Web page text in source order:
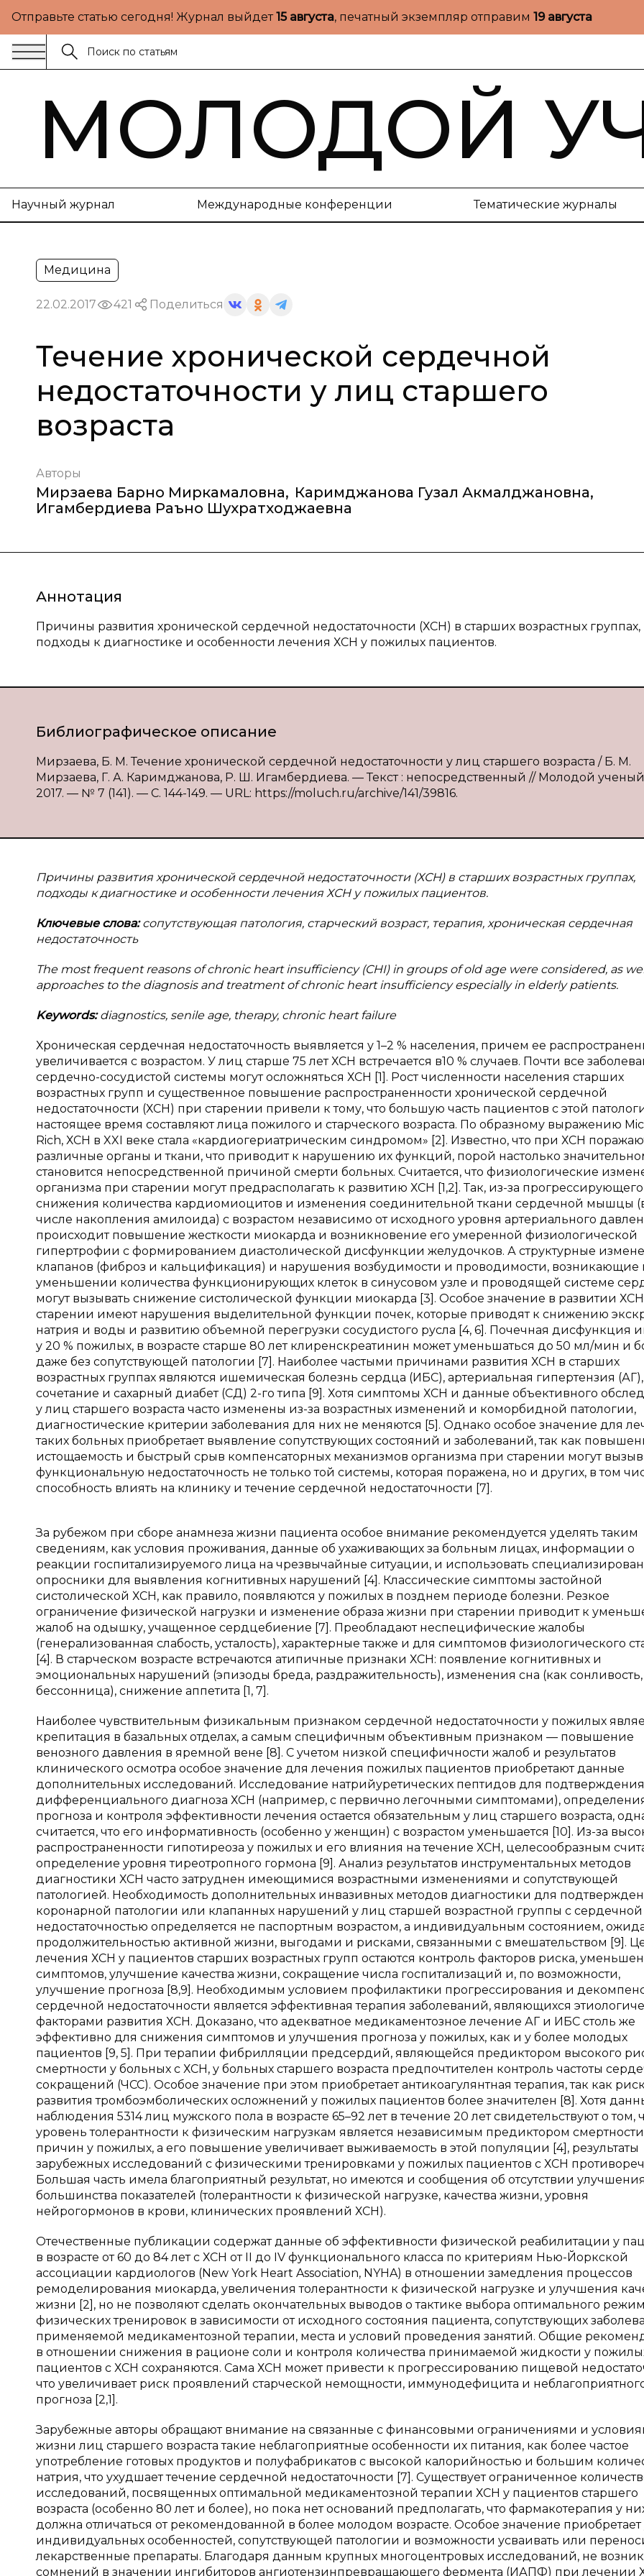
Отправьте статью сегодня! Журнал выйдет15 августа, печатный экземпляр отправим 19 августа
МОЛОДОЙ
Научный журнал Международные конференции Тематические журналы
Медицина
22.02.2017 421 Поделиться
Течение хронической cердечной
недостаточности у лиц старшего
возраста
Авторы
Мирзаева Барно Миркамаловна, Каримджанова Гузал Акмалджановна,
Игамбердиева Раъно Шухратходжаевна
Аннотация
Причины развития хронической сердечной недостаточности (ХСН) в старших возрастных группах,
подходы к диагностике и особенности лечения ХСН у пожилых пациентов.
Библиографическое описание
Мирзаева, Б. М. Течение хронической cердечной недостаточности у лиц старшего возраста / Б. М.
Мирзаева, Г. А. Каримджанова, Р. Ш. Игамбердиева. — Текст : непосредственный // Молодой
2017. — № 7 (141). — С. 144-149. — URL: https://moluch.ru/archive/141/39816.
Причины развития хронической сердечной недостаточности (ХСН) в старших возрастных группах,
подходы к диагностике и особенности лечения ХСН у пожилых пациентов.
Ключевые слова:сопутствующая патология, старческий возраст, терапия, хроническая сердечная
недостаточность
The most frequent reasons of chronic heart insufficiency (CHI) in groups of old age were considered, as
approaches to the diagnosis and treatment of chronic heart insufficiency especially in elderly patients.
Keywords:diagnostics, senile age, therapy, сhronic heart failure
Хроническая сердечная недостаточность выявляется у 1–2 % населения, причем ее
увеличивается с возрастом. У лиц старше 75 лет ХСН встречается в10 % случаев. Почти все
сердечно-сосудистой системы могут осложняться ХСН [1]. Рост численности населения старших
возрастных групп и существенное повышение распространенности хронической сердечной
недостаточности (ХСН) при старении привели к тому, что большую часть пациентов с этой
настоящее время составляют лица пожилого и старческого возраста. По образному выражению
Rich, ХСН в XXI веке стала «кардиогериатрическим синдромом» [2]. Известно, что при ХСН
различные органы и ткани, что приводит к нарушению их функций, порой настолько
становится непосредственной причиной смерти больных. Считается, что физиологические
организма при старении могут предрасполагать к развитию ХСН [1,2]. Так, из-за прогрессирующего
снижения количества кардиомиоцитов и изменения соединительной ткани сердечной мышцы
числе накопления амилоида) с возрастом независимо от исходного уровня артериального
происходит повышение жесткости миокарда и возникновение его умеренной физиологической
гипертрофии с формированием диастолической дисфункции желудочков. А структурные
клапанов (фиброз и кальцификация) и нарушения возбудимости и проводимости, возникающие
уменьшении количества функционирующих клеток в синусовом узле и проводящей системе
могут вызывать снижение систолической функции миокарда [3]. Особое значение в развитии
старении имеют нарушения выделительной функции почек, которые приводят к снижению
натрия и воды и развитию объемной перегрузки сосудистого русла [4, 6]. Почечная дисфункция
у 20 % пожилых, в возрасте старше 80 лет клиренскреатинин может уменьшаться до 50 мл/мин и
даже без сопутствующей патологии [7]. Наиболее частыми причинами развития ХСН в старших
возрастных группах являются ишемическая болезнь сердца (ИБС), артериальная гипертензия
сочетание и сахарный диабет (СД) 2-го типа [9]. Хотя симптомы ХСН и данные объективного
у лиц старшего возраста часто изменены из-за возрастных изменений и коморбидной патологии,
диагностические критерии заболевания для них не меняются [5]. Однако особое значение для
таких больных приобретает выявление сопутствующих состояний и заболеваний, так как
истощаемость и быстрый срыв компенсаторных механизмов организма при старении могут
функциональную недостаточность не только той системы, которая поражена, но и других, в том
способность влиять на клинику и течение сердечной недостаточности [7].
За рубежом при сборе анамнеза жизни пациента особое внимание рекомендуется уделять таким
сведениям, как условия проживания, данные об ухаживающих за больным лицах, информации о
реакции госпитализируемого лица на чрезвычайные ситуации, и использовать
опросники для выявления когнитивных нарушений [4]. Классические симптомы застойной
систолической ХСН, как правило, появляются у пожилых в позднем периоде болезни. Резкое
ограничение физической нагрузки и изменение образа жизни при старении приводит к
жалоб на одышку, учащенное сердцебиение [7]. Преобладают неспецифические жалобы
(генерализованная слабость, усталость), характерные также и для симптомов физиологического
[4]. В старческом возрасте встречаются атипичные признаки ХСН: появление когнитивных и
эмоциональных нарушений (эпизоды бреда, раздражительность), изменения сна (как сонливость,
бессонница), снижение аппетита [1, 7].
Наиболее чувствительным физикальным признаком сердечной недостаточности у пожилых
крепитация в базальных отделах, а самым специфичным объективным признаком — повышение
венозного давления в яремной вене [8]. С учетом низкой специфичности жалоб и результатов
клинического осмотра особое значение для лечения пожилых пациентов приобретают данные
дополнительных исследований. Исследование натрийуретических пептидов для
дифференциального диагноза ХСН (например, с первично легочными симптомами),
прогноза и контроля эффективности лечения остается обязательным у лиц старшего возраста,
считается, что его информативность (особенно у женщин) с возрастом уменьшается [10]. Из-за
распространенности гипотиреоза у пожилых и его влияния на течение ХСН, целесообразным
определение уровня тиреотропного гормона [9]. Анализ результатов инструментальных методов
диагностики ХСН часто затруднен имеющимися возрастными изменениями и сопутствующей
патологией. Необходимость дополнительных инвазивных методов диагностики для
коронарной патологии или клапанных нарушений у лиц старшей возрастной группы с сердечной
недостаточностью определяется не паспортным возрастом, а индивидуальным состоянием,
продолжительностью активной жизни, выгодами и рисками, связанными с вмешательством [9].
лечения ХСН у пациентов старших возрастных групп остаются контроль факторов риска,
симптомов, улучшение качества жизни, сокращение числа госпитализаций и, по возможности,
улучшение прогноза [8,9]. Необходимым условием профилактики прогрессирования и
сердечной недостаточности является эффективная терапия заболеваний, являющихся
факторами развития ХСН. Доказано, что адекватное медикаментозное лечение АГ и ИБС столь же
эффективно для снижения симптомов и улучшения прогноза у пожилых, как и у более молодых
пациентов [9, 5]. При терапии фибрилляции предсердий, являющейся предиктором высокого
смертности у больных с ХСН, у больных старшего возраста предпочтителен контроль частоты
сокращений (ЧСС). Особое значение при этом приобретает антикоагулянтная терапия, так как
развития тромбоэмболических осложнений у пожилых пациентов более значителен [8]. Хотя
наблюдения 5314 лиц мужского пола в возрасте 65–92 лет в течение 20 лет свидетельствуют о том,
уровень толерантности к физическим нагрузкам является независимым предиктором смертности
причин у пожилых, а его повышение увеличивает выживаемость в этой популяции [4], результаты
зарубежных исследований с физическими тренировками у пожилых пациентов с ХСН
Большая часть имела благоприятный результат, но имеются и сообщения об отсутствии
большинства показателей (толерантности к физической нагрузке, качества жизни, уровня
нейрогормонов в крови, клинических проявлений ХСН).
Отечественные публикации содержат данные об эффективности физической реабилитации у
в возрасте от 60 до 84 лет с ХСН от II до IV функционального класса по критериям Нью-Йоркской
ассоциации кардиологов (New York Heart Association, NYHA) в отношении замедления процессов
ремоделирования миокарда, увеличения толерантности к физической нагрузке и улучшения
жизни [2], но не позволяют сделать окончательных выводов о тактике выбора оптимального
физических тренировок в зависимости от исходного состояния пациента, сопутствующих
применяемой медикаментозной терапии, места и условий проведения занятий. Общие
в отношении снижения в рационе соли и контроля количества принимаемой жидкости у
пациентов с ХСН сохраняются. Сама ХСН может привести к прогрессированию пищевой
что увеличивает риск проявлений старческой немощности, иммунодефицита и
прогноза [2,1].
Зарубежные авторы обращают внимание на связанные с финансовыми ограничениями и
жизни лиц старшего возраста такие неблагоприятные особенности их питания, как более частое
употребление готовых продуктов и полуфабрикатов с высокой калорийностью и большим
натрия, что ухудшает течение сердечной недостаточности [7]. Существует ограниченное
исследований, посвященных оптимальной медикаментозной терапии ХСН у пациентов старшего
возраста (особенно 80 лет и более), но пока нет оснований предполагать, что фармакотерапия у
должна отличаться от рекомендованной в более молодом возрасте. Особое значение приобретает
индивидуальных особенностей, сопутствующей патологии и возможности усваивать или
лекарственные препараты. Благодаря данным крупных многоцентровых исследований, не
сомнений в значении ингибиторов ангиотензинпревращающего фермента (ИАПФ) при лечении